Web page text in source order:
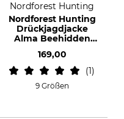
Nordforest Hunting
Nordforest Hunting
Drückjagdjacke
Alma Beehidden
169,00
1
9 Größen